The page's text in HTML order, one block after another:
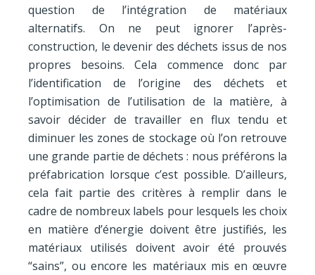
question de l’intégration de matériaux
alternatifs. On ne peut ignorer l’après-
construction, le devenir des déchets issus de nos
propres besoins. Cela commence donc par
l’identification de l’origine des déchets et
l’optimisation de l’utilisation de la matière, à
savoir décider de travailler en flux tendu et
diminuer les zones de stockage où l’on retrouve
une grande partie de déchets : nous préférons la
préfabrication lorsque c’est possible. D’ailleurs,
cela fait partie des critères à remplir dans le
cadre de nombreux labels pour lesquels les choix
en matière d’énergie doivent être justifiés, les
matériaux utilisés doivent avoir été prouvés
“sains”, ou encore les matériaux mis en œuvre